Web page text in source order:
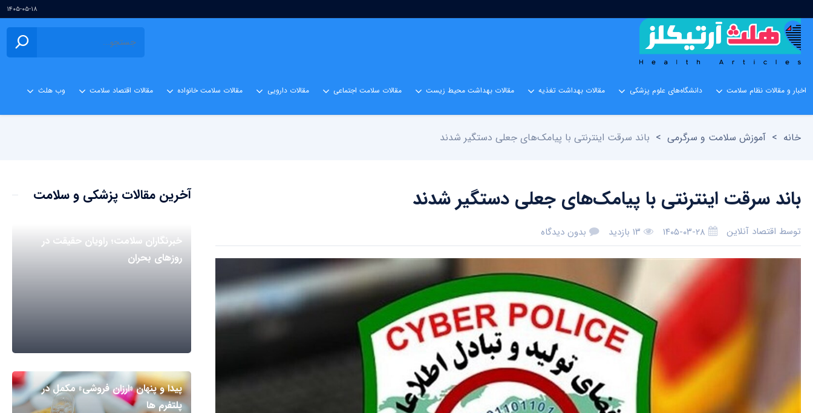
۱۴۰۵-۰۵-۱۸
اخبار و مقالات نظام سلامت دانشگاه‌های علوم پزشکی مقالات بهداشت تغذیه مقالات بهداشت محیط زیست مقالات سلامت اجتماعی مقالات دارویی مقالات سلامت خانواده مقالات اقتصاد سلامت وب هلث
خانه > آموزش سلامت و سرگرمی > باند سرقت اینترنتی با پیامک‌های جعلی دستگیر شدند
باند سرقت اینترنتی با پیامک‌های جعلی دستگیر شدند
توسط اقتصاد آنلاین ۱۴۰۵-۰۳-۲۸ ۱۳ بازدید بدون دیدگاه
آخرین مقالات پزشکی و سلامت
خبرنگاران سلامت؛ راویان حقیقت در
روزهای بحران
پیدا و پنهان «ارزان فروشی» مکمل در
پلتفرم ها